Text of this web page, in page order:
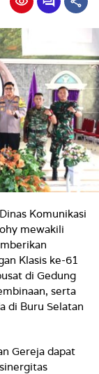
Komunikasi
mewakili
Klasis ke-61
di Gedung
serta
di Buru Selatan
Gereja dapat